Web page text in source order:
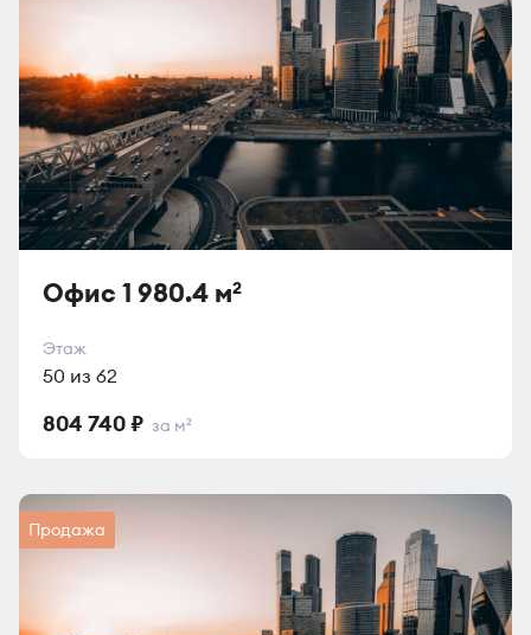
Офис 1 980.4 м2
Этаж
50 из 62
804 740 ₽ за м2
Продажа